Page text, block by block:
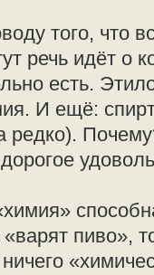
того, что
речь идёт о
есть.
И ещё:
редко).
пиво»,